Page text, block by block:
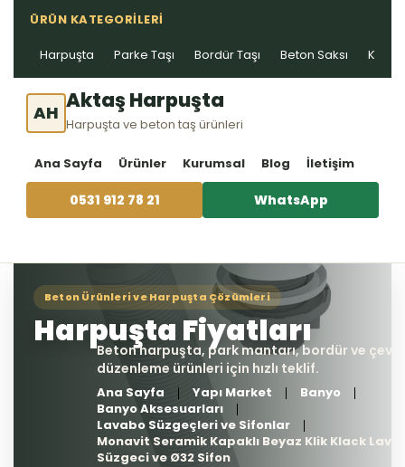
ÜRÜN KATEGORILERI
Harpuşta Parke Taşı Bordür Taşı Beton Saksı Kablo
AH Aktaş Harpuşta
Harpuşta ve beton taş ürünleri
Ana Sayfa Ürünler Kurumsal Blog İletişim
0531 912 78 21 WhatsApp
Ana Sayfa Yapı Market
Banyo
Banyo Aksesuarları
Lavabo Süzgeçleri ve Sifonlar
Monavit Seramik Kapaklı Beyaz Klik Klack
Süzgeci ve Ø32 Sifon